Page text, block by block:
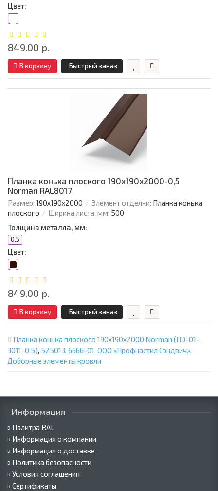
Цвет:
849.00 р.
В корзину Быстрый заказ
Планка конька плоского 190х190х2000-0,5
Norman RAL8017
Размер: 190х190х2000 Элемент отделки: Планка конька
плоского
Ширина листа, мм: 500
Толщина металла, мм:
0.5
Цвет:
849.00 р.
В корзину Быстрый заказ
Планка конька плоского 190х190х2000 Norman (ПЭ-01-
3011-0.5), 525013, 6666-01, ООО «Профнастил Сэндвич»,
Доборные элементы кровли
Информация
Палитра RAL
Информация о компании
Информация о доставке
Политика безопасности
Условия соглашения
Сертификаты